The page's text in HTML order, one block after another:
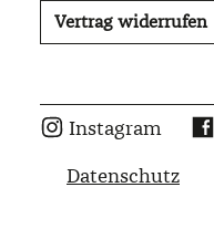
Vertrag widerrufen
Instagram
Datenschutz